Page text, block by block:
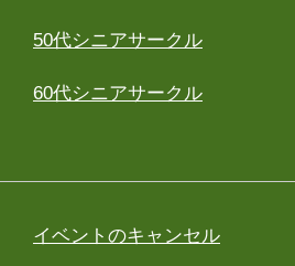
50代シニアサークル
60代シニアサークル
イベントのキャンセル